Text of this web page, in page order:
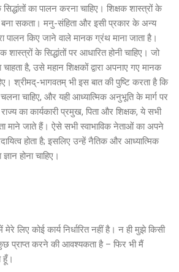
का पालन करना चाहिए। शिक्षक शास्त्रों के
बना सकता। मनु-संहिता और इसी प्रकार के अन्य
पालन किए जाने वाले मानक ग्रंथ माना जाता है।
शास्त्रों के सिद्धांतों पर आधारित होनी चाहिए। जो
है, उसे महान शिक्षकों द्वारा अपनाए गए मानक
श्रीमद्-भागवतम् भी इस बात की पुष्टि करता है कि
चाहिए, और यही आध्यात्मिक अनुभूति के मार्ग पर
राज्य का कार्यकारी प्रमुख, पिता और शिक्षक, ये सभी
माने जाते हैं। ऐसे सभी स्वाभाविक नेताओं का अपने
होता है; इसलिए उन्हें नैतिक और आध्यात्मिक
होना चाहिए।
लिए कोई कार्य निर्धारित नहीं है। न ही मुझे किसी
प्राप्त करने की आवश्यकता है – फिर भी मैं
हूँ।